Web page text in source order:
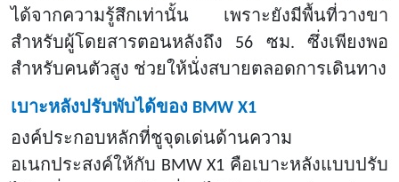
ได้จากความรู้สึกเท่านั้น เพราะยังมีพื้นที่วางขา
สำหรับผู้โดยสารตอนหลังถึง 56 ซม. ซึ่งเพียงพอ
สำหรับคนตัวสูง ช่วยให้นั่งสบายตลอดการเดินทาง
เบาะหลังปรับพับได้ของ BMW X1
องค์ประกอบหลักที่ชูจุดเด่นด้านความ
อเนกประสงค์ให้กับ BMW X1 คือเบาะหลังแบบปรับ